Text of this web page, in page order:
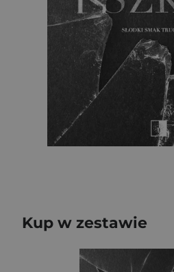
Kup w zestawie